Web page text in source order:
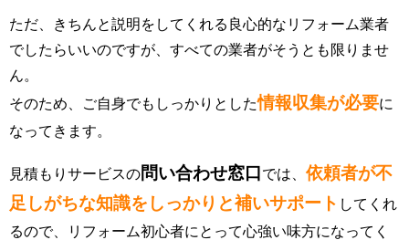
ただ、きちんと説明をしてくれる良心的なリフォーム業者
でしたらいいのですが、すべての業者がそうとも限りませ
ん。
そのため、ご自身でもしっかりとした情報収集が必要に
なってきます。
見積もりサービスの問い合わせ窓口 では、 依頼者が不
足しがちな知識をしっかりと補いサポート してくれ
るので、リフォーム初心者にとって心強い味方になってく